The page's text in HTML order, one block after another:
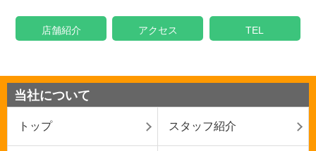
店舗紹介 アクセス TEL
当社について
トップ スタッフ紹介